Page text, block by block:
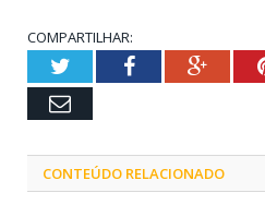
COMPARTILHAR:
TwitterFacebook
Email
CONTEÚDO RELACIONADO